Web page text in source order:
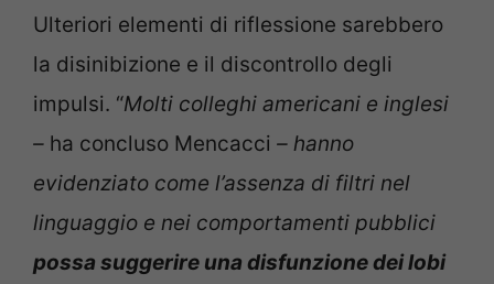
Ulteriori elementi di riflessione sarebbero
la disinibizione e il discontrollo degli
impulsi. “Molti colleghi americani e inglesi
– ha concluso Mencacci – hanno
evidenziato come l’assenza di filtri nel
linguaggio e nei comportamenti pubblici
possa suggerire una disfunzione dei lobi